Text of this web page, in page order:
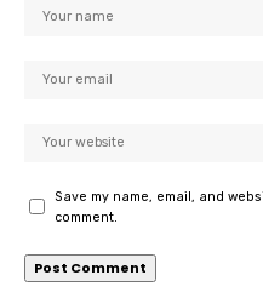
Save my name, email, and
comment.